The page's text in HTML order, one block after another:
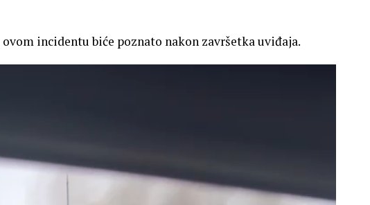
incidentu biće poznato nakon završetka uviđaja.